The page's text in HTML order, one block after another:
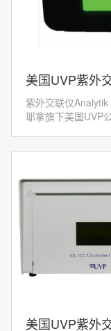
美国UVP紫外
紫外交联仪
耶拿旗下美国UVP
美国UVP紫外